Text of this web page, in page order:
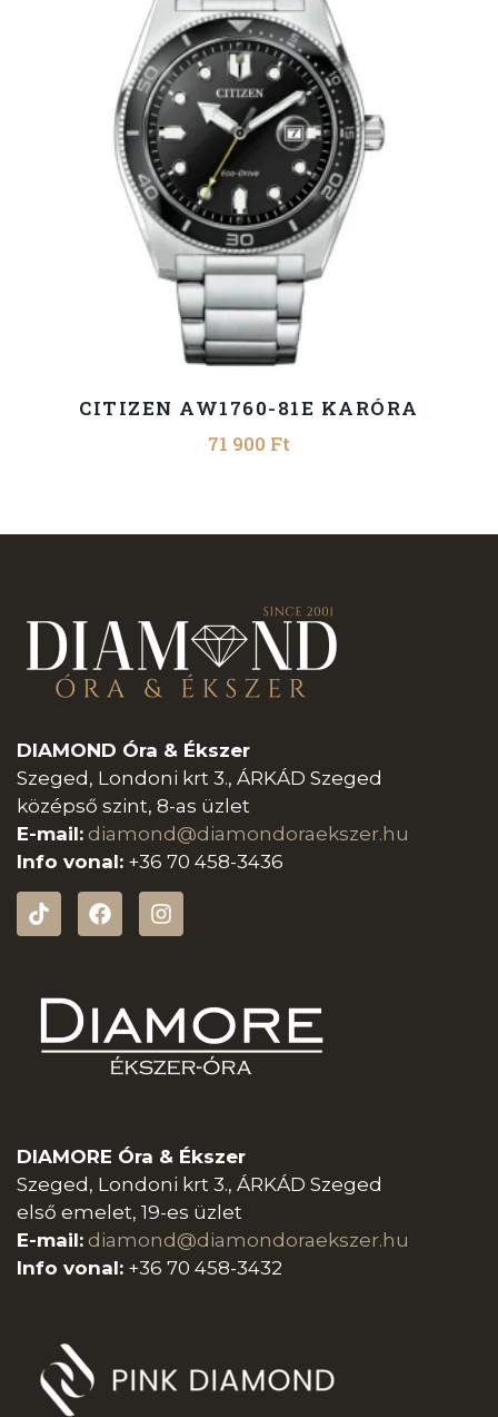
CITIZEN AW1760-81E KARÓRA
71 900 Ft
DIAMOND Óra & Ékszer
Szeged, Londoni krt 3., ÁRKÁD Szeged
középső szint, 8-as üzlet
E-mail: diamond@diamondoraekszer.hu
Info vonal: +36 70 458-3436
DIAMORE Óra & Ékszer
Szeged, Londoni krt 3., ÁRKÁD Szeged
első emelet, 19-es üzlet
E-mail: diamond@diamondoraekszer.hu
Info vonal: +36 70 458-3432